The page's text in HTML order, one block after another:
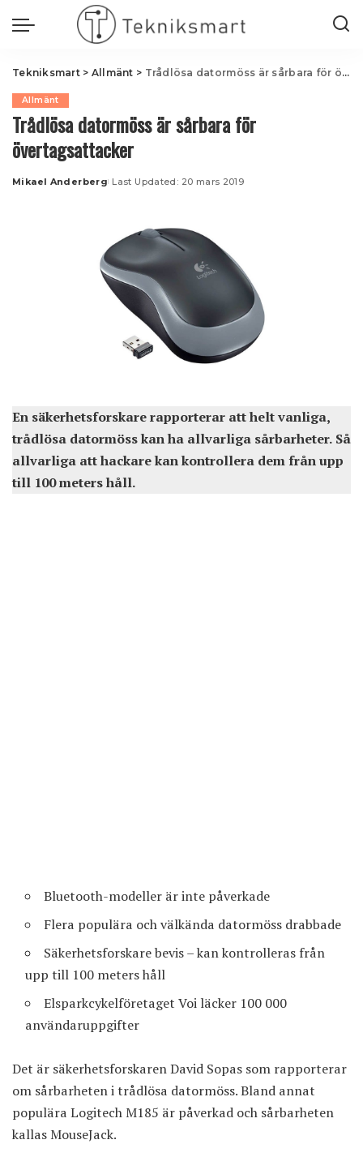
Tekniksmart> Allmänt > Trådlösa datormöss är sårbara för övertagsattacker
Allmänt
Trådlösa datormöss är sårbara för
övertagsattacker
Posted
Mikael Anderberg Last Updated: 20 mars 2019
En säkerhetsforskare rapporterar att helt vanliga,
trådlösa datormöss kan ha allvarliga sårbarheter. Så
allvarliga att hackare kan kontrollera dem från upp
till 100 meters håll.
Bluetooth-modeller är inte påverkade
Flera populära och välkända datormöss drabbade
Säkerhetsforskare bevis – kan kontrolleras från
upp till 100 meters håll
Elsparkcykelföretaget Voi läcker 100 000
användaruppgifter
Det är säkerhetsforskaren David Sopas som rapporterar
om sårbarheten i trådlösa datormöss. Bland annat
populära Logitech M185 är påverkad och sårbarheten
kallas MouseJack.